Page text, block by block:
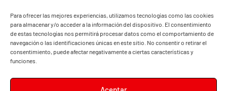
Para ofrecer las mejores experiencias, utilizamos tecnologías como las cookies
para almacenar y/o acceder a la información del dispositivo. El consentimiento
de estas tecnologías nos permitirá procesar datos como el comportamiento de
navegación o las identificaciones únicas en este sitio. No consentir o retirar el
consentimiento, puede afectar negativamente a ciertas características y
funciones.